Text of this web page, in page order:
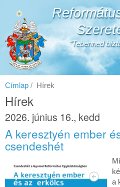
tartalomra
"Tebenned
Címlap Hírek
Hírek
2026. június 16., kedd
A keresztyén ember
csendeshét
a